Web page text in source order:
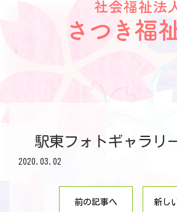
駅東フォトギャラリ
2020.03.02
前の記事へ 新し